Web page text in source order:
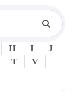
H I
J
T
V